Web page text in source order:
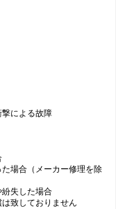
撃による故障
場合（メーカー修理を除
紛失した場合
致しておりません